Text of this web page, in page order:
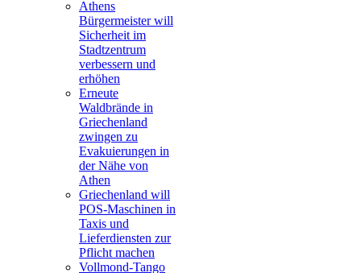
Athens
Bürgermeister will
Sicherheit im
Stadtzentrum
verbessern und
erhöhen
Erneute
Waldbrände in
Griechenland
zwingen zu
Evakuierungen in
der Nähe von
Athen
Griechenland will
POS-Maschinen in
Taxis und
Lieferdiensten zur
Pflicht machen
Vollmond-Tango